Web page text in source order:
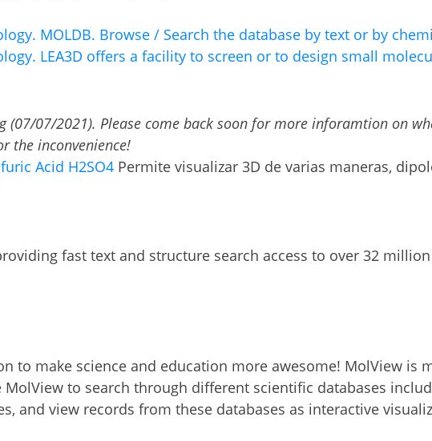
MOLDB. Browse / Search the database by text or by
LEA3D offers a facility to screen or to design small
(07/07/2021). Please come back soon for more inforamtion on
the inconvenience!
Acid H2SO4 Permite visualizar 3D de varias maneras,
fast text and structure search access to over 32
to make science and education more awesome! MolView is
to search through different scientific databases
and view records from these databases as interactive